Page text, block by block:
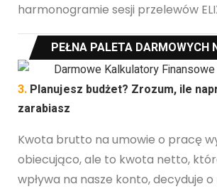
harmonogramie sesji przelewów
PEŁNA PALETA DARMOWYCH
3. Planujesz budżet? Zrozum, ile
zarabiasz
Kwota brutto na umowie o pracę
obiecująco, ale to kwota netto,
wpływa na nasze konto, decyduje